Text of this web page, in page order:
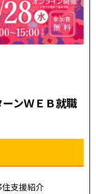
ンＷＥＢ就職
支援紹介